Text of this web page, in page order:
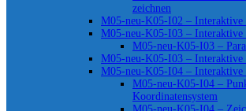
zeichnen
M05-neu-K05-I02 – Interaktive
M05-neu-K05-I03 – Interaktive
M05-neu-K05-I03 –
M05-neu-K05-I03 – Interaktive
M05-neu-K05-I04 – Interaktive
M05-neu-K05-I04 –
Koordinatensystem